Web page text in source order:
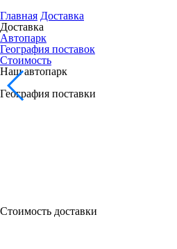
Главная Доставка
Доставка
Автопарк
География поставок
Стоимость
Наш автопарк
География поставки
Стоимость доставки